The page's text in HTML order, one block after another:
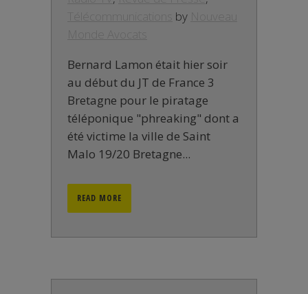
by
Bernard Lamon était hier soir
au début du JT de France 3
Bretagne pour le piratage
téléponique "phreaking" dont a
été victime la ville de Saint
Malo 19/20 Bretagne...
READ MORE